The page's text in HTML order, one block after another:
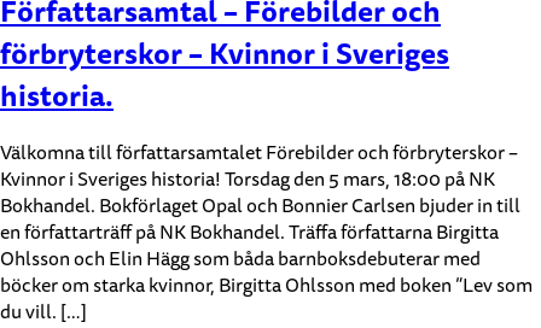
Författarsamtal – Förebilder och
förbryterskor – Kvinnor i Sveriges
historia.
Välkomna till författarsamtalet Förebilder och förbryterskor –
Kvinnor i Sveriges historia! Torsdag den 5 mars, 18:00 på NK
Bokhandel. Bokförlaget Opal och Bonnier Carlsen bjuder in till
en författarträff på NK Bokhandel. Träffa författarna Birgitta
Ohlsson och Elin Hägg som båda barnboksdebuterar med
böcker om starka kvinnor, Birgitta Ohlsson med boken ”Lev som
du vill. […]